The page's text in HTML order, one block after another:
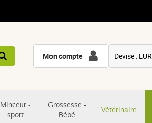
Minceur -
sport
Grossesse -
Bébé
Vétérinaire
Mon compte Devise : EUR
CNY